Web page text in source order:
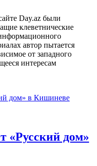
Day.az были
клеветнические
автор пытается
от западного
интересам
«Русский дом»